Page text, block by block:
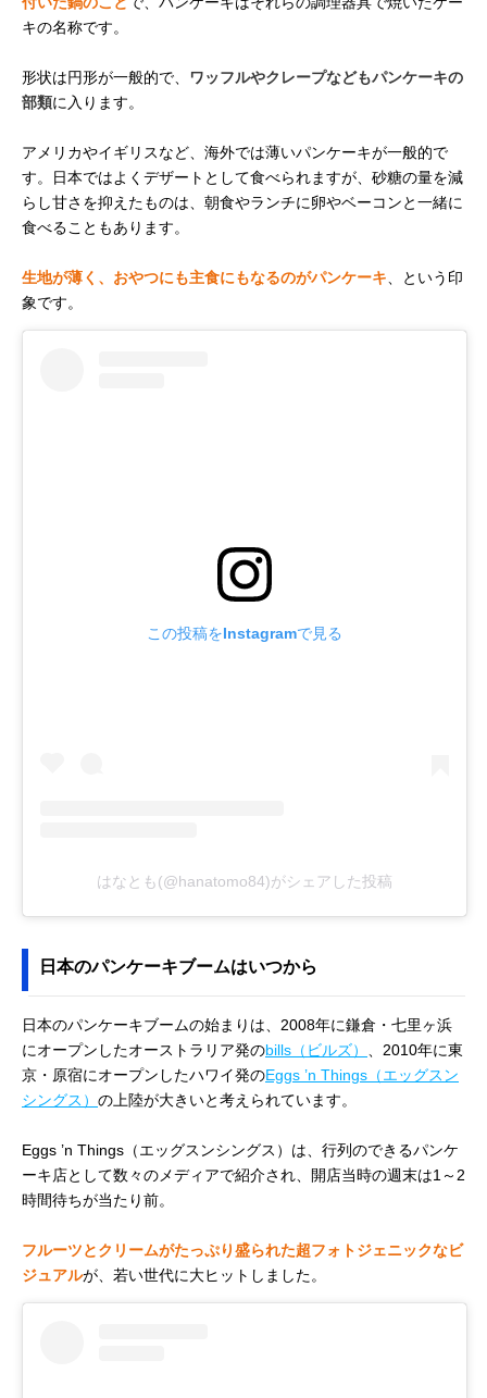
キの名称です。
形状は円形が一般的で、
ワッフルやクレープなどもパンケーキの
部類に入ります。
アメリカやイギリスなど、海外では薄いパンケーキが一般的で
す。日本ではよくデザートとして食べられますが、砂糖の量を減
らし甘さを抑えたものは、朝食やランチに卵やベーコンと一緒に
食べることもあります。
生地が薄く、おやつにも主食にもなるのがパンケーキ 、という印
象です。
この投稿をInstagramで見る
はなとも(@hanatomo84)がシェアした投稿
日本のパンケーキブームはいつから
日本のパンケーキブームの始まりは、2008年に鎌倉・七里ヶ浜
にオープンしたオーストラリア発のbills（ビルズ） 、2010年に東
京・原宿にオープンしたハワイ発のEggs ’n Things（エッグスン
シングス） の上陸が大きいと考えられています。
Eggs ’n Things（エッグスンシングス）は、行列のできるパンケ
ーキ店として数々のメディアで紹介され、開店当時の週末は1～2
時間待ちが当たり前。
フルーツとクリームがたっぷり盛られた超フォトジェニックなビ
ジュアルが、若い世代に大ヒットしました。